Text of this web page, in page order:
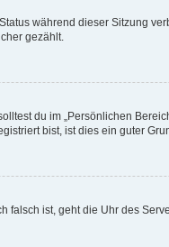
während dieser Sitzung
gezählt.
du im „Persönlichen
bist, ist dies ein guter
ist, geht die Uhr des